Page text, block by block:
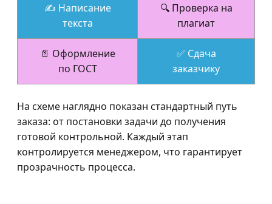
✍️ Написание
текста
🔍 Проверка на
плагиат
📄 Оформление
по ГОСТ
✅ Сдача
заказчику
На схеме наглядно показан стандартный путь
заказа: от постановки задачи до получения
готовой контрольной. Каждый этап
контролируется менеджером, что гарантирует
прозрачность процесса.